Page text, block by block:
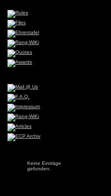
Keine Einträge
gefunden.